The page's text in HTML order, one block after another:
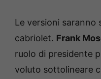
Le versioni saranno
cabriolet. Frank
ruolo di presidente
voluto sottolineare